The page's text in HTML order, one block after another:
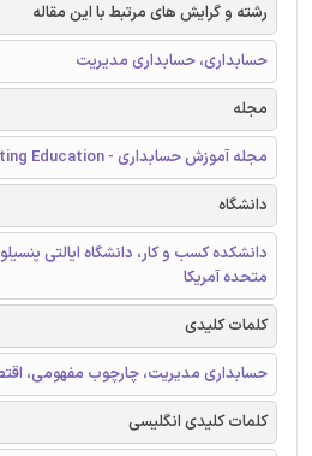
رشته و گرایش های مرتبط با این مقاله
حسابداری، حسابداری مدیریت
مجله
مجله آموزش حسابداری - Journal of Accounting Education
دانشگاه
دانشکده کسب و کار، دانشگاه ایالتی
متحده آمریکا
کلمات کلیدی
حسابداری مدیریت، چارچوب مفهومی،
کلمات کلیدی انگلیسی